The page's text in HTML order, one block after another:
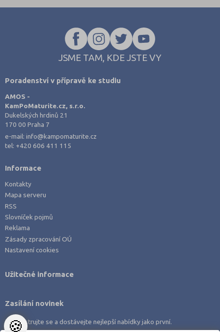
JSME TAM, KDE JSTE VY
Poradenství v přípravě ke studiu
AMOS -
KamPoMaturite.cz, s.r.o.
Dukelských hrdinů 21
170 00 Praha 7
e-mail:info@kampomaturite.cz
tel: +420 606 411 115
Informace
Kontakty
Mapa serveru
RSS
Slovníček pojmů
Reklama
Zásady zpracování OÚ
Nastavení cookies
Užitečné informace
Zasílání novinek
Zaregistrujte se a dostávejte nejlepší nabídky jako první.
🍪